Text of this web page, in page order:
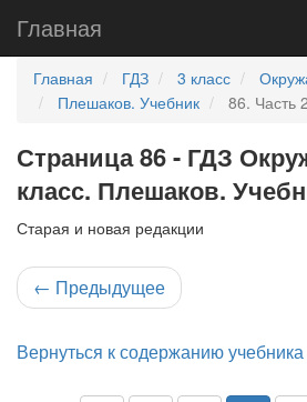
Главная
Главная ГДЗ 3 класс
Плешаков. Учебник
86. Часть 2
Страница 86 - ГДЗ
класс. Плешаков.
Старая и новая редакции
← Предыдущее
Вернуться к содержанию учебника